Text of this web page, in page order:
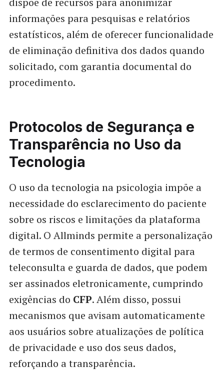
informações para pesquisas e relatórios
estatísticos, além de oferecer funcionalidade
de eliminação definitiva dos dados quando
solicitado, com garantia documental do
procedimento.
Protocolos de Segurança e
Transparência no Uso da
Tecnologia
O uso da tecnologia na psicologia impõe a
necessidade do esclarecimento do paciente
sobre os riscos e limitações da plataforma
digital. O Allminds permite a personalização
de termos de consentimento digital para
teleconsulta e guarda de dados, que podem
ser assinados eletronicamente, cumprindo
exigências do CFP. Além disso, possui
mecanismos que avisam automaticamente
aos usuários sobre atualizações de política
de privacidade e uso dos seus dados,
reforçando a transparência.